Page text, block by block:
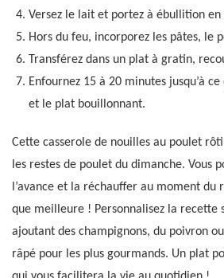
Versez le lait et portez à ébullition en
Hors du feu, incorporez les pâtes, le
Transférez dans un plat à gratin,
Enfournez 15 à 20 minutes jusqu’à
et le plat bouillonnant.
Cette casserole de nouilles au poulet
les restes de poulet du dimanche. Vous
l’avance et la réchauffer au moment du
que meilleure ! Personnalisez la recette
ajoutant des champignons, du poivron
râpé pour les plus gourmands. Un plat